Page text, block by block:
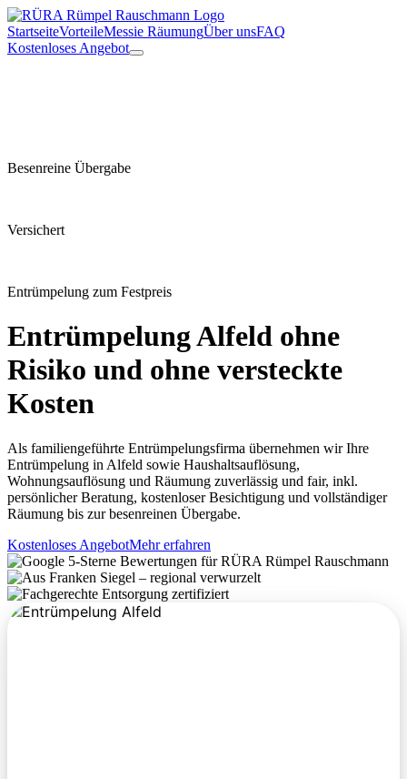
StartseiteVorteileMessie RäumungÜber unsFAQ
Kostenloses Angebot
Besenreine Übergabe
Versichert
Entrümpelung zum Festpreis
EntrümpelungAlfeld ohne
Risiko und ohne versteckte
Kosten
Als familiengeführte Entrümpelungsfirma übernehmen wir Ihre
Entrümpelung in Alfeld sowie Haushaltsauflösung,
Wohnungsauflösung und Räumung zuverlässig und fair, inkl.
persönlicher Beratung, kostenloser Besichtigung und vollständiger
Räumung bis zur besenreinen Übergabe.
Kostenloses AngebotMehr erfahren